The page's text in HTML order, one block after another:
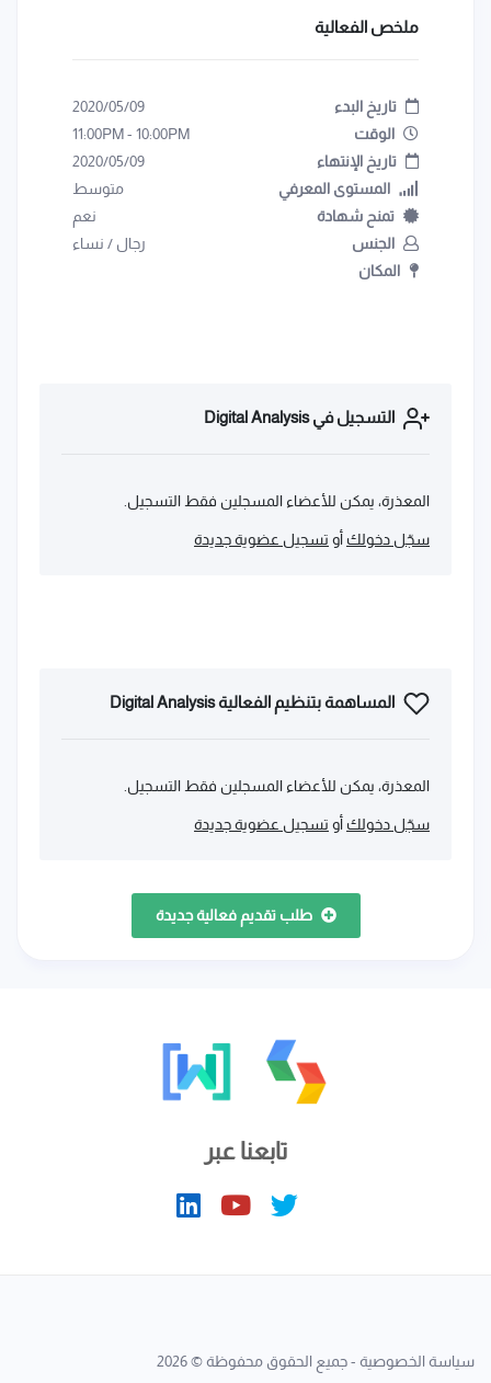
ملخص الفعالية
تاريخ البدء
2020/05/09
الوقت
10:00PM
-
11:00PM
تاريخ الإنتهاء
2020/05/09
المستوى المعرفي
متوسط
تمنح شهادة
نعم
الجنس
رجال / نساء
المكان
التسجيل في Digital Analysis
المعذرة، يمكن للأعضاء المسجلين فقط التسجيل.
سجّل دخولك أو تسجيل عضوية جديدة
المساهمة بتنظيم الفعالية Digital Analysis
المعذرة، يمكن للأعضاء المسجلين فقط التسجيل.
سجّل دخولك أو تسجيل عضوية جديدة
طلب تقديم فعالية جديدة
تابعنا عبر
سياسة الخصوصية - جميع الحقوق محفوظة © 2026